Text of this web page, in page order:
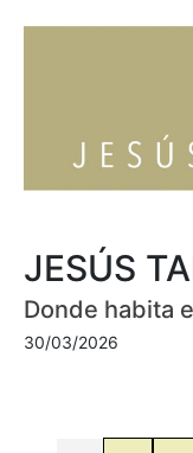
JESÚS
Donde habita
30/03/2026